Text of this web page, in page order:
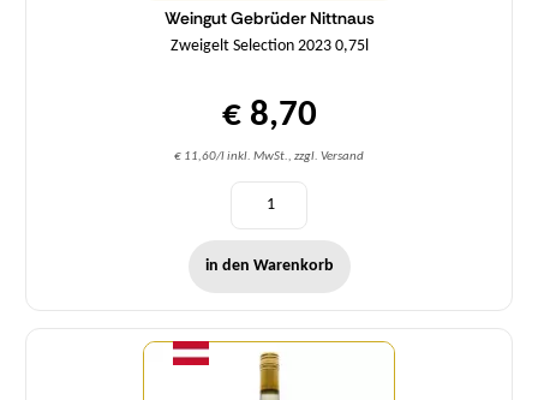
Weingut Gebrüder Nittnaus
Zweigelt Selection 2023 0,75l
€ 8,70
€ 11,60/l inkl. MwSt., zzgl. Versand
in den Warenkorb
Menge